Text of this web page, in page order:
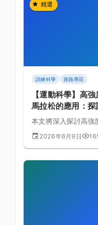
精選
訓練科學 路跑專區
【運動科學】高
馬拉松的應用：探
耐力的生理實證
本文將深入探討高強
制，結合全程馬拉松
搏輸出量與無氧耐力
2026年6月9日